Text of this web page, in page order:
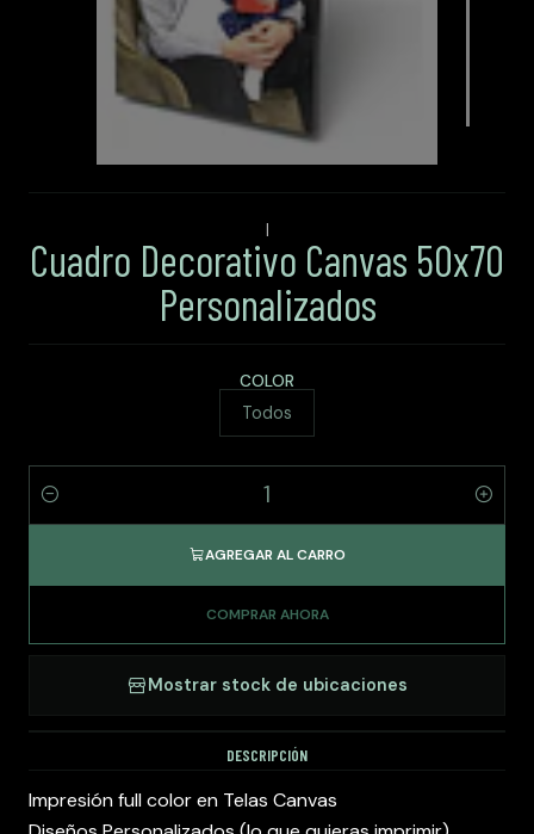
|
Cuadro Decorativo Canvas 50x70
Personalizados
COLOR
Todos
Cantidad
AGREGAR AL CARRO
COMPRAR AHORA
Mostrar stock de ubicaciones
DESCRIPCIÓN
Impresión full color en Telas Canvas